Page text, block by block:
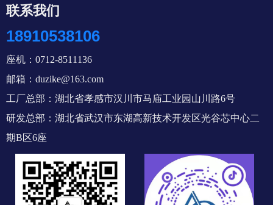
联系我们
18910538106
座机：0712-8511136
邮箱：duzike@163.com
工厂总部：湖北省孝感市汉川市马庙工业园山川路6号
研发总部：湖北省武汉市东湖高新技术开发区光谷芯中心二
期B区6座